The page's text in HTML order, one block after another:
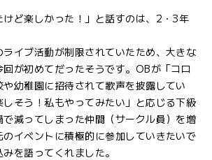
けど楽しかった！」と話すのは、2・3年
イブ活動が制限されていたため、大きな
が初めてだったそうです。OBが「コロ
幼稚園に招待されて歌声を披露してい
そう！私もやってみたい」と応じる下級
減ってしまった仲間（サークル員）を増
イベントに積極的に参加していきたいで
を語ってくれました。